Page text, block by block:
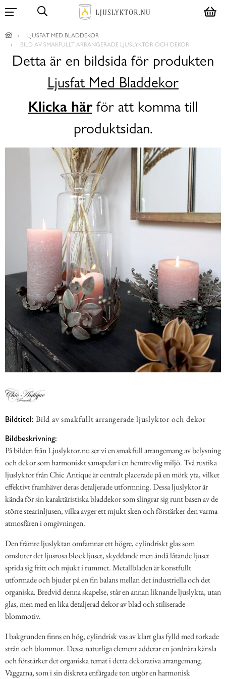
LJUSFAT MED BLADDEKOR
BILD AV SMAKFULLT ARRANGERADE LJUSLYKTOR OCH DEKOR
Detta är en bildsida för produkten
Ljusfat Med Bladdekor
Klicka härför att komma till
produktsidan.
Bildtitel: Bild av smakfullt arrangerade ljuslyktor och dekor
Bildbeskrivning:
På bilden från Ljuslyktor.nu ser vi en smakfull arrangemang av belysning
och dekor som harmoniskt samspelar i en hemtrevlig miljö. Två rustika
ljuslyktor från Chic Antique är centralt placerade på en mörk yta, vilket
effektivt framhäver deras detaljerade utformning. Dessa ljuslyktor är
kända för sin karaktäristiska bladdekor som slingrar sig runt basen av de
större stearinljusen, vilka avger ett mjukt sken och förstärker den varma
atmosfären i omgivningen.
Den främre ljuslyktan omfamnar ett högre, cylindriskt glas som
omsluter det ljusrosa blockljuset, skyddande men ändå låtande ljuset
sprida sig fritt och mjukt i rummet. Metallbladen är konstfullt
utformade och bjuder på en fin balans mellan det industriella och det
organiska. Bredvid denna skapelse, står en annan liknande ljuslykta, utan
glas, men med en lika detaljerad dekor av blad och stiliserade
blommotiv.
I bakgrunden finns en hög, cylindrisk vas av klart glas fylld med torkade
strån och blommor. Dessa naturliga element adderar en jordnära känsla
och förstärker det organiska temat i detta dekorativa arrangemang.
Väggarna, som i sin diskreta enfärgade ton utgör en harmonisk